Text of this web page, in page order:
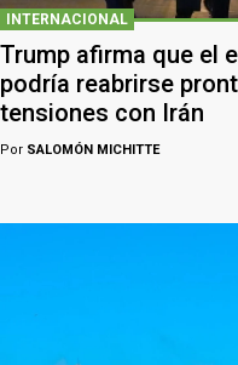
INTERNACIONAL
Trump afirma que el
podría reabrirse
tensiones con Irán
Por SALOMÓN MICHITTE